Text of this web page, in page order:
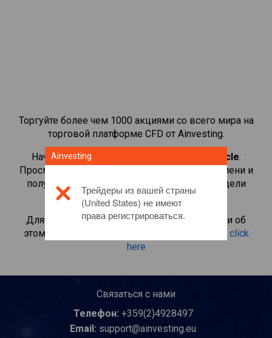
Торгуйте более чем 1000 акциями со всего мира на
торговой платформе CFD от Ainvesting.
Начать торговать CFD-контрактами на
Oracle.
Просматривайте котировки в реальном времени и
получайте дивиденды, как если бы вы владели
самой акцией.
Для получения дополнительной информации об
этом инвестиционном продукте, пожалуйста click
here
Связаться с нами
Телефон: +359(2)4928497
Email: support@ainvesting.eu
Ainvesting
Трейдеры из вашей страны
(United States) не имеют
права регистрироваться.